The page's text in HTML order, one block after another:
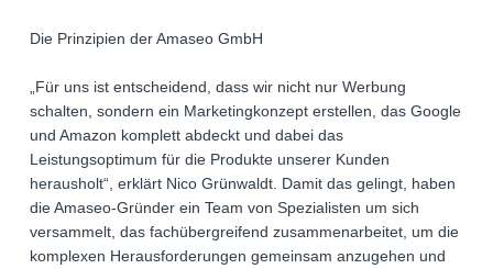
Die Prinzipien der Amaseo GmbH
„Für uns ist entscheidend, dass wir nicht nur Werbung
schalten, sondern ein Marketingkonzept erstellen, das Google
und Amazon komplett abdeckt und dabei das
Leistungsoptimum für die Produkte unserer Kunden
herausholt“, erklärt Nico Grünwaldt. Damit das gelingt, haben
die Amaseo-Gründer ein Team von Spezialisten um sich
versammelt, das fachübergreifend zusammenarbeitet, um die
komplexen Herausforderungen gemeinsam anzugehen und